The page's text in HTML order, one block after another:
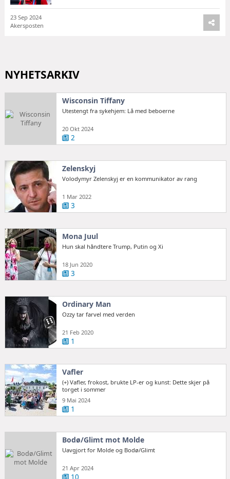
23 Sep 2024
Akersposten
NYHETSARKIV
Wisconsin Tiffany
Utestengt fra sykehjem: Lå med beboerne
20 Okt 2024
2
Zelenskyj
Volodymyr Zelenskyj er en kommunikator av rang
1 Mar 2022
3
Mona Juul
Hun skal håndtere Trump, Putin og Xi
18 Jun 2020
3
Ordinary Man
Ozzy tar farvel med verden
21 Feb 2020
1
Vafler
(+) Vafler, frokost, brukte LP-er og kunst: Dette skjer på
torget i sommer
9 Mai 2024
1
Bodø/Glimt mot Molde
Uavgjort for Molde og Bodø/Glimt
21 Apr 2024
10